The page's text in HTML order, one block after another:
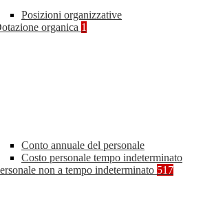
Posizioni organizzative
organica 1
Conto annuale del personale
Costo personale tempo indeterminato
non a tempo indeterminato 517